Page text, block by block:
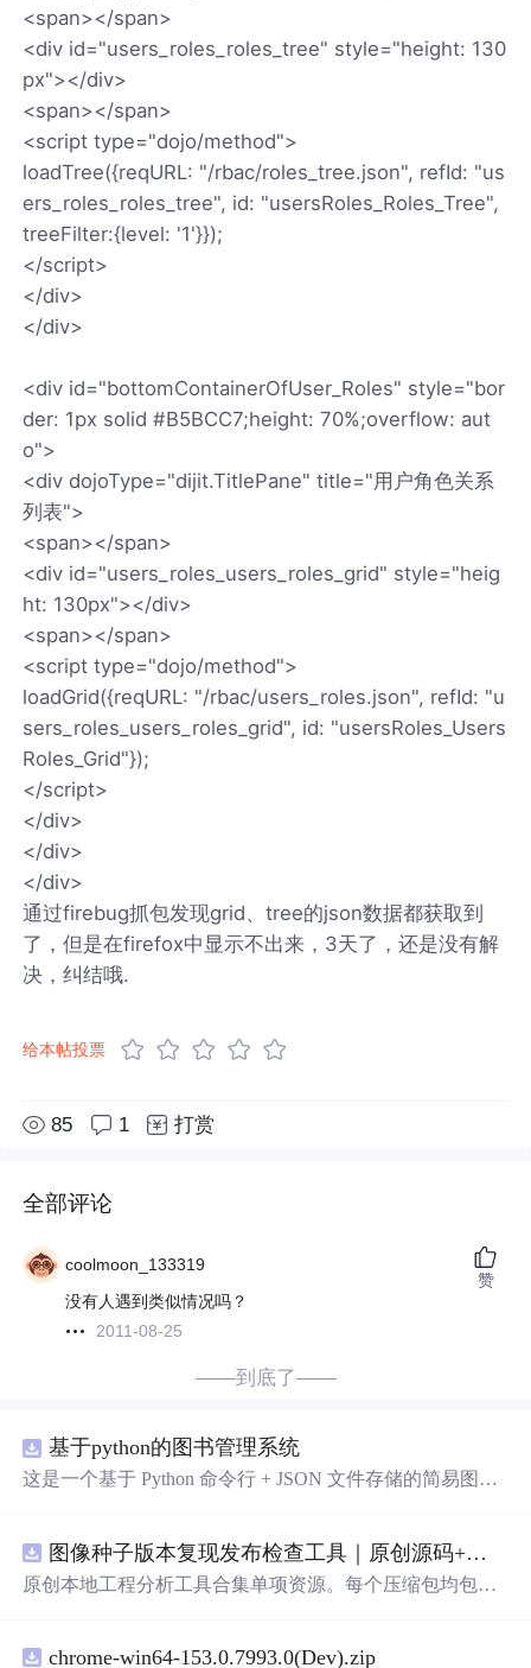
<span></span>
<div id="users_roles_roles_tree" style="height: 130
px"></div>
<span></span>
<script type="dojo/method">
loadTree({reqURL: "/rbac/roles_tree.json", refId: "us
ers_roles_roles_tree", id: "usersRoles_Roles_Tree",
treeFilter:{level: '1'}});
</script>
</div>
</div>
<div id="bottomContainerOfUser_Roles" style="bor
der: 1px solid #B5BCC7;height: 70%;overflow: aut
o">
<div dojoType="dijit.TitlePane" title="用户角色关系
列表">
<span></span>
<div id="users_roles_users_roles_grid" style="heig
ht: 130px"></div>
<span></span>
<script type="dojo/method">
loadGrid({reqURL: "/rbac/users_roles.json", refId: "u
sers_roles_users_roles_grid", id: "usersRoles_Users
Roles_Grid"});
</script>
</div>
</div>
</div>
通过firebug抓包发现grid、tree的json数据都获取到
了，但是在firefox中显示不出来，3天了，还是没有解
决，纠结哦.
给本帖投票
85 1 打赏
全部评论
coolmoon_133319
没有人遇到类似情况吗？
2011-08-25
赞
——到底了——
基于python的图书管理系统
这是一个基于 Python 命令行 + JSON 文件存储的简易图书
添加、删除、修改、搜索（按书名/作者/ISBN），每本书
记录馆藏总数和当前可借数量。 学生管理：支持学生信息
过借阅上限、是否重复借阅；还书时自动判断是否逾期
图像种子版本复现发布检查工具｜原创源码+测试+离线报告
原创本地工程分析工具合集单项资源。每个压缩包均包含
行效果图、README、运行说明、功能清单、MIT License
chrome-win64-153.0.7993.0(Dev).zip